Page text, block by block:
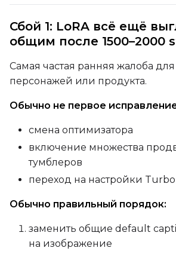
Сбой 1: LoRA всё ещё
общим после 1500–2000
Самая частая ранняя жалоба для
персонажей или продукта.
Обычно не первое
смена оптимизатора
включение множества
тумблеров
переход на настройки
Обычно правильный порядок:
заменить общие default
на изображение